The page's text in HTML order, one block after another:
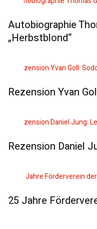
Autobiographie
„Herbstblond“
Rezension Yvan
Rezension Daniel
25 Jahre